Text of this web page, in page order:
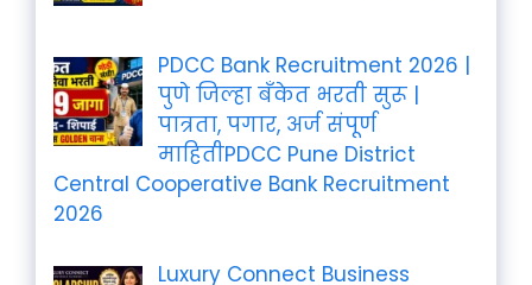
PDCC Bank Recruitment 2026 |
पुणे जिल्हा बँकेत भरती सुरू |
पात्रता, पगार, अर्ज संपूर्ण
माहितीPDCC Pune District
Central Cooperative Bank Recruitment
2026
Luxury Connect Business